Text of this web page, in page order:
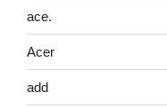
ace.
Acer
add